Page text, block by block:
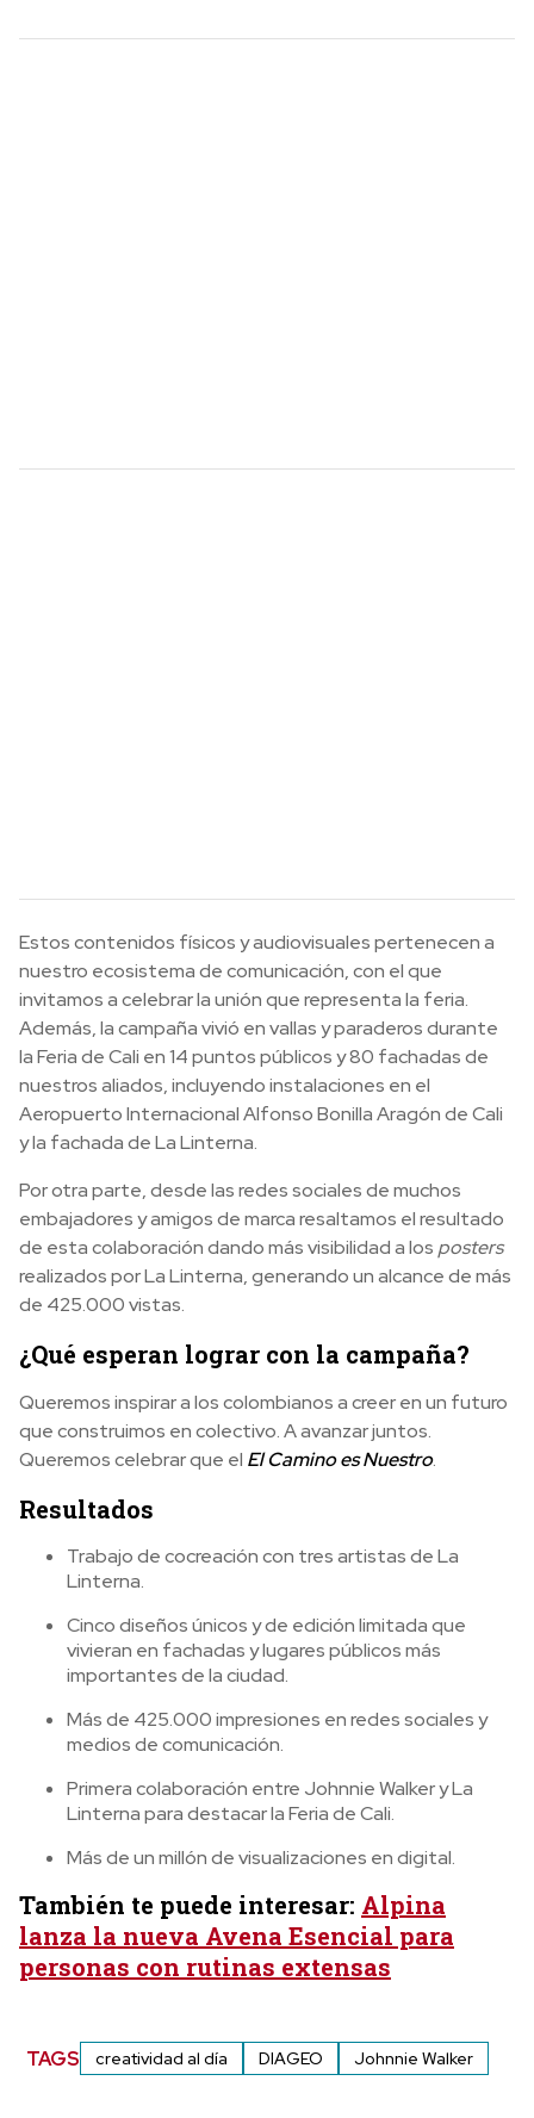
Estos contenidos físicos y audiovisuales pertenecen a
nuestro ecosistema de comunicación, con el que
invitamos a celebrar la unión que representa la feria.
Además, la campaña vivió en vallas y paraderos durante
la Feria de Cali en 14 puntos públicos y 80 fachadas de
nuestros aliados, incluyendo instalaciones en el
Aeropuerto Internacional Alfonso Bonilla Aragón de Cali
y la fachada de La Linterna.
Por otra parte, desde las redes sociales de muchos
embajadores y amigos de marca resaltamos el resultado
de esta colaboración dando más visibilidad a los posters
realizados por La Linterna, generando un alcance de más
de 425.000 vistas.
¿Qué esperan lograr con la campaña?
Queremos inspirar a los colombianos a creer en un futuro
que construimos en colectivo. A avanzar juntos.
Queremos celebrarque el El Camino es Nuestro.
Resultados
Trabajo de cocreación con tres artistas de La
Linterna.
Cinco diseños únicos y de edición limitada que
vivieran en fachadas y lugares públicos más
importantes de la ciudad.
Más de 425.000 impresiones en redes sociales y
medios de comunicación.
Primera colaboración entre Johnnie Walker y La
Linterna para destacar la Feria de Cali.
Más de un millón de visualizaciones en digital.
También te puede interesar: Alpina
lanza la nueva Avena Esencial para
personas con rutinas extensas
TAGS creatividad al día DIAGEO Johnnie Walker